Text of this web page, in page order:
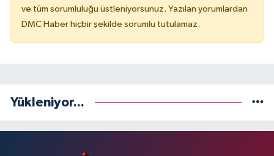
ve tüm sorumluluğu üstleniyorsunuz. Yazılan yorumlardan
DMC Haber hiçbir şekilde sorumlu tutulamaz.
Yükleniyor...